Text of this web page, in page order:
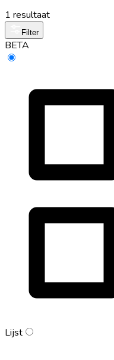
1 resultaat
Filter
BETA
Lijst